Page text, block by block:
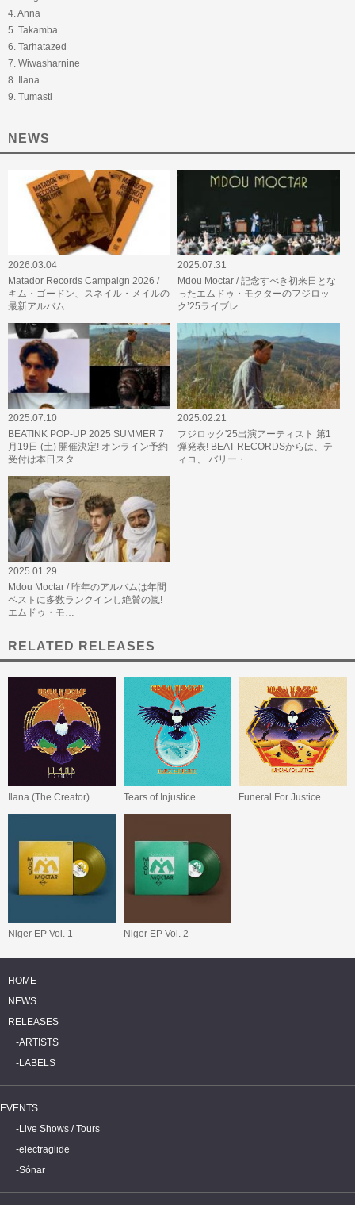
4. Anna
5. Takamba
6. Tarhatazed
7. Wiwasharnine
8. Ilana
9. Tumasti
NEWS
2026.03.04
Matador Records Campaign 2026 /
キム・ゴードン、スネイル・メイルの
最新アルバム…
2025.07.31
Mdou Moctar / 記念すべき初来日とな
ったエムドゥ・モクターのフジロッ
ク’25ライブレ…
2025.07.10
BEATINK POP-UP 2025 SUMMER 7
月19日 (土) 開催決定! オンライン予約
受付は本日スタ…
2025.02.21
フジロック'25出演アーティスト 第1
弾発表! BEAT RECORDSからは、テ
ィコ、 バリー・…
2025.01.29
Mdou Moctar / 昨年のアルバムは年間
ベストに多数ランクインし絶賛の嵐!
エムドゥ・モ…
RELATED RELEASES
Ilana (The Creator) Tears of Injustice Funeral For Justice
Niger EP Vol. 1 Niger EP Vol. 2
HOME
NEWS
RELEASES
ARTISTS
LABELS
EVENTS
Live Shows / Tours
electraglide
Sónar